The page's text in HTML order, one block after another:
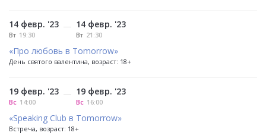
14 февр. '23
Вт 19:30
— 14 февр. '23
Вт 21:30
«Про любовь в Tomorrow»
День святого валентина, возраст: 18+
19 февр. '23
Вс 14:00
— 19 февр. '23
Вс 16:00
«Speaking Club в Tomorrow»
Встреча, возраст: 18+